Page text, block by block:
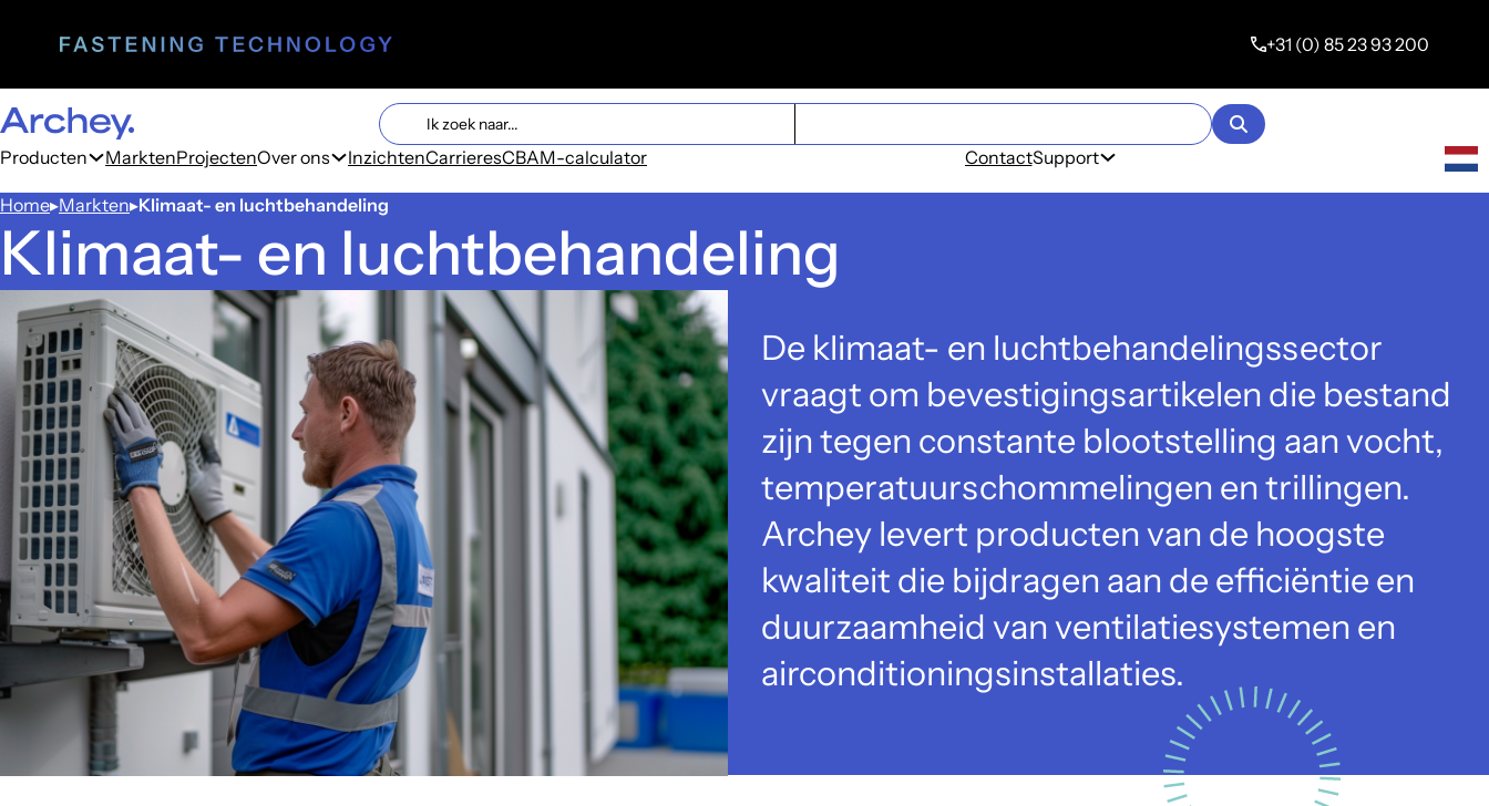
+31 (0) 85 23 93 200
Search
Search content
Producten
MarktenProjectenOver ons InzichtenCarrieresCBAM-calculator ContactSupport
Home Markten Klimaat- en luchtbehandeling
Klimaat- en luchtbehandeling
De klimaat- en luchtbehandelingssector
vraagt om bevestigingsartikelen die bestand
zijn tegen constante blootstelling aan vocht,
temperatuurschommelingen en trillingen.
Archey levert producten van de hoogste
kwaliteit die bijdragen aan de efficiëntie en
duurzaamheid van ventilatiesystemen en
airconditioningsinstallaties.